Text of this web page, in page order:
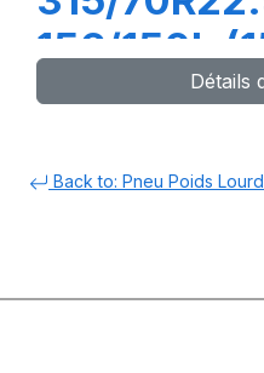
156/150L
Détails
Back to: Pneu Poids